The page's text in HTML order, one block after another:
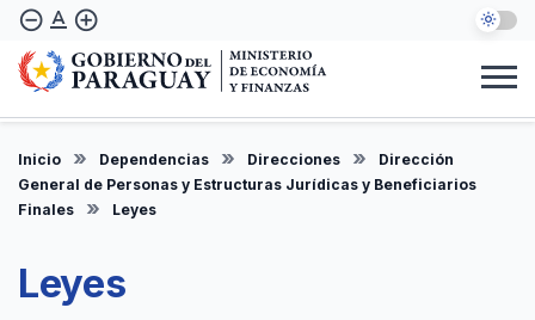
Pasar
contenido
principal
remove_circle_outline text_format add_circle_outline
ES
Inicio Dependencias Direcciones
Dirección
General de Personas y Estructuras Jurídicas y Beneficiarios
Finales
Leyes
Leyes